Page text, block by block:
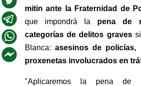
que impondrá la pena de
categorías de delitos graves si
Blanca: asesinos de policías,
proxenetas involucrados en
"Aplicaremos la pena de